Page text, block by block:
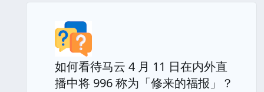
如何看待马云 4 月 11 日在内外直
播中将 996 称为「修来的福报」？